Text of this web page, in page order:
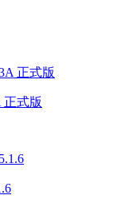
正式版